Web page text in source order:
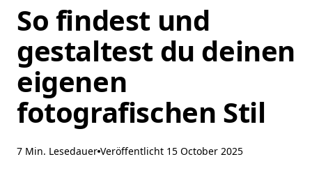
So findest und
gestaltest du deinen
eigenen
fotografischen Stil
7 Min. Lesedauer Veröffentlicht 15 October 2025